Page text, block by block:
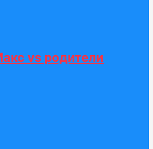
vs родители